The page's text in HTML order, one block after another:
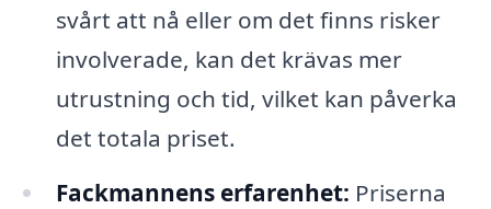
svårt att nå eller om det finns risker
involverade, kan det krävas mer
utrustning och tid, vilket kan påverka
det totala priset.
Fackmannens erfarenhet: Priserna